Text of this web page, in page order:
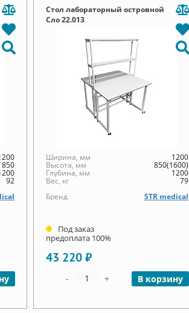
850
92
Стол лабораторный островной
Сло 22.013
Ширина, мм 1200
Высота, мм 850(1600)
Глубина, мм 1200
Вес, кг
79
Бренд
STR medical
Под заказ
предоплата 100%
43 220 ₽
- + В корзину